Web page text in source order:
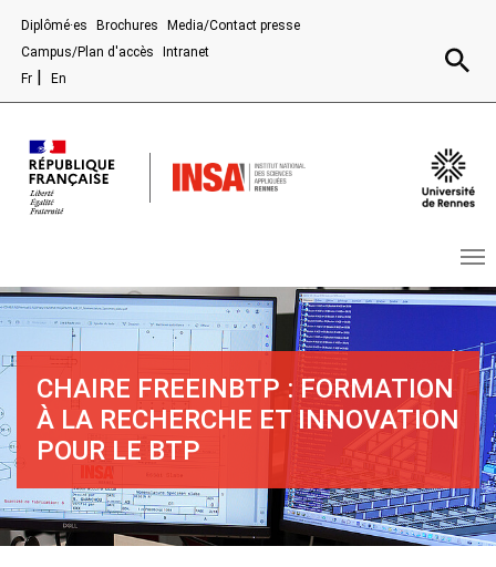
Diplômé·es Brochures
Media/Contact presse
Campus/Plan d'accès
Intranet
Fr
En
CHAIRE FREEINBTP : FORMATION
À LA RECHERCHE ET INNOVATION
POUR LE BTP